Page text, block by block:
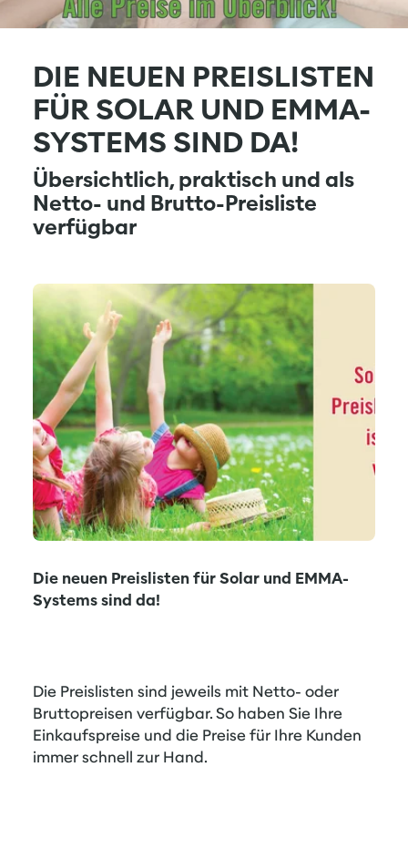
DIE NEUEN PREISLISTEN
FÜR SOLAR UND EMMA-
SYSTEMS SIND DA!
Übersichtlich, praktisch und als
Netto- und Brutto-Preisliste
verfügbar
Die neuen Preislisten für Solar und EMMA-
Systems sind da!
Die Preislisten sind jeweils mit Netto- oder
Bruttopreisen verfügbar. So haben Sie Ihre
Einkaufspreise und die Preise für Ihre Kunden
immer schnell zur Hand.